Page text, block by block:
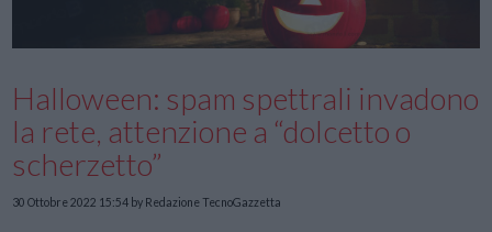
Halloween: spam spettrali invadono
la rete, attenzione a “dolcetto o
scherzetto”
30 Ottobre 2022 15:54 by Redazione TecnoGazzetta